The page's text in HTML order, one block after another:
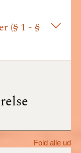
(§ 1 - §
Fold alle ud